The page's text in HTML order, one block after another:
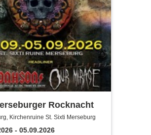
Rocknacht
Kirchenruine St. Sixti Merseburg
- 05.09.2026